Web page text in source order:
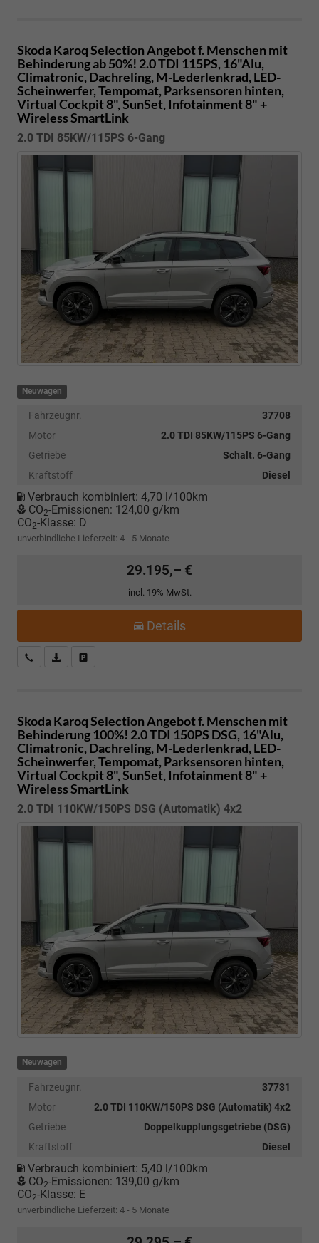
Skoda KaroqSelection Angebot f. Menschen mit
Behinderung ab 50%! 2.0 TDI 115PS, 16"Alu,
Climatronic, Dachreling, M-Lederlenkrad, LED-
Scheinwerfer, Tempomat, Parksensoren hinten,
Virtual Cockpit 8", SunSet, Infotainment 8" +
Wireless SmartLink
2.0 TDI 85KW/115PS 6-Gang
Neuwagen
Fahrzeugnr.
37708
Motor
2.0 TDI 85KW/115PS 6-Gang
Getriebe
Schalt. 6-Gang
Kraftstoff
Diesel
Verbrauch kombiniert: 4,70 l/100km
CO2-Emissionen: 124,00 g/km
CO2-Klasse: D
unverbindliche Lieferzeit: 4 - 5 Monate
29.195,– €
incl. 19% MwSt.
Details
Kostenloser Rückruf-Service
PDF-Datei, Fahrzeugexposé drucken
Skoda KaroqSelection Angebot f. Menschen mit
Behinderung 100%! 2.0 TDI 150PS DSG, 16"Alu,
Climatronic, Dachreling, M-Lederlenkrad, LED-
Scheinwerfer, Tempomat, Parksensoren hinten,
Virtual Cockpit 8", SunSet, Infotainment 8" +
Wireless SmartLink
2.0 TDI 110KW/150PS DSG (Automatik) 4x2
Neuwagen
Fahrzeugnr.
37731
Motor
2.0 TDI 110KW/150PS DSG (Automatik) 4x2
Getriebe
Doppelkupplungsgetriebe (DSG)
Kraftstoff
Diesel
Verbrauch kombiniert: 5,40 l/100km
CO2-Emissionen: 139,00 g/km
CO2-Klasse: E
unverbindliche Lieferzeit: 4 - 5 Monate